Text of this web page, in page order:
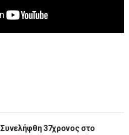
Συνελήφθη 37χρονος στο